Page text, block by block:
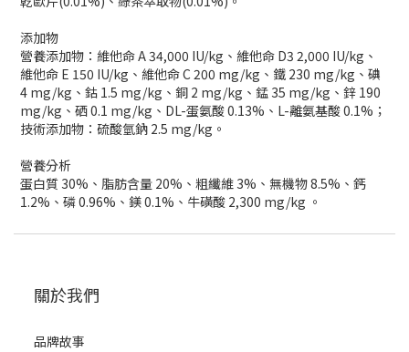
添加物
營養添加物：維他命 A 34,000 IU/kg、維他命 D3 2,000 IU/kg、
維他命 E 150 IU/kg、維他命 C 200 mg/kg、鐵 230 mg/kg、碘
4 mg/kg、鈷 1.5 mg/kg、銅 2 mg/kg、錳 35 mg/kg、鋅 190
mg/kg、硒 0.1 mg/kg、DL-蛋氨酸 0.13%、L-離氨基酸 0.1%；
技術添加物：硫酸氫鈉 2.5 mg/kg。
營養分析
蛋白質 30%、脂肪含量 20%、粗纖維 3%、無機物 8.5%、鈣
1.2%、磷 0.96%、鎂 0.1%、牛磺酸 2,300 mg/kg 。
關於我們
品牌故事